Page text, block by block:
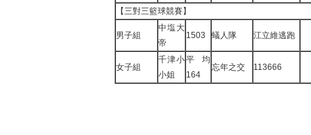
【三對三籃球競賽】
男子組
中塩大
帝
1503 蟻人隊 江立維逃跑
女子組
千津小
小姐
平均
164
忘年之交 113666